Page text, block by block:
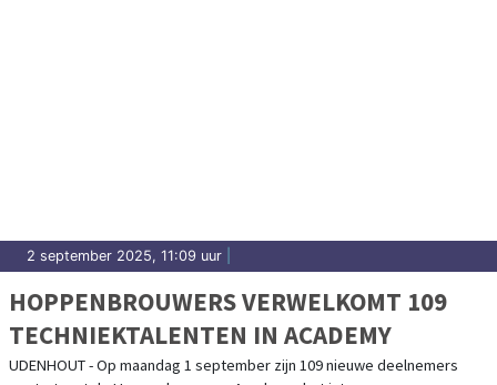
2 september 2025, 11:09 uur
HOPPENBROUWERS VERWELKOMT 109
TECHNIEKTALENTEN IN ACADEMY
UDENHOUT - Op maandag 1 september zijn 109 nieuwe deelnemers